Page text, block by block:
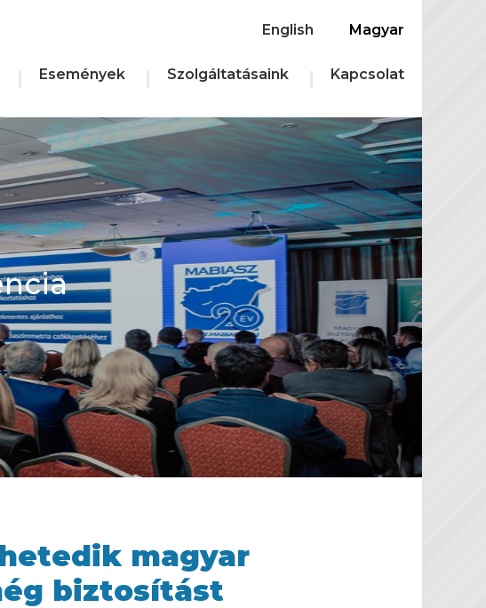
English Magyar
Események Szolgáltatásaink Kapcsolat
magyar
biztosítást